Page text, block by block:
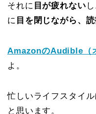
それに 目が疲れない
に 目を閉じながら、
AmazonのAudible（
よ。
忙しいライフスタイ
と思います。